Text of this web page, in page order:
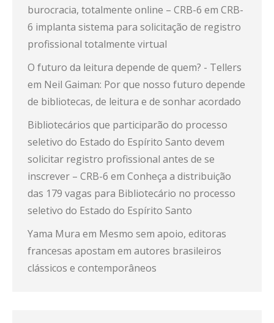
burocracia, totalmente online – CRB-6 em CRB-
6 implanta sistema para solicitação de registro
profissional totalmente virtual
O futuro da leitura depende de quem? - Tellers
em Neil Gaiman: Por que nosso futuro depende
de bibliotecas, de leitura e de sonhar acordado
Bibliotecários que participarão do processo
seletivo do Estado do Espírito Santo devem
solicitar registro profissional antes de se
inscrever – CRB-6 em Conheça a distribuição
das 179 vagas para Bibliotecário no processo
seletivo do Estado do Espírito Santo
Yama Mura em Mesmo sem apoio, editoras
francesas apostam em autores brasileiros
clássicos e contemporâneos